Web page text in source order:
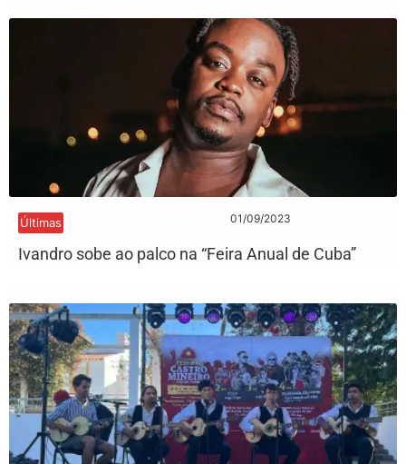
Últimas 01/09/2023
Ivandro sobe ao palco na “Feira Anual de Cuba”